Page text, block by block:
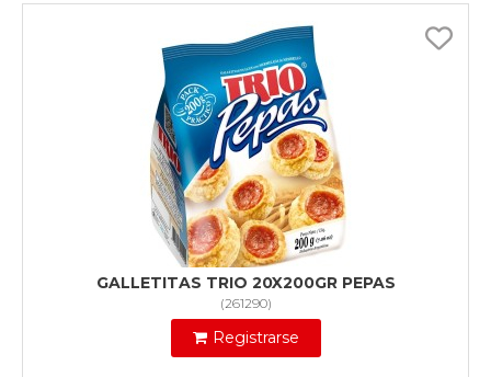
GALLETITAS TRIO 20X200GR PEPAS
(261290)
Registrarse